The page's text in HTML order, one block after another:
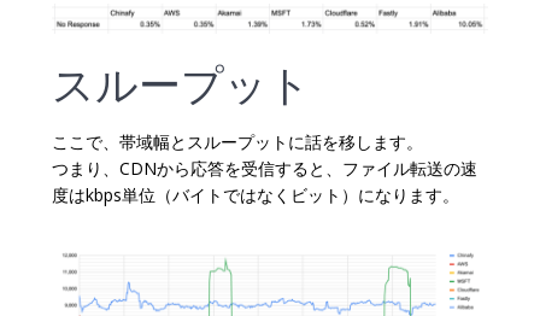
スループット
ここで、帯域幅とスループットに話を移します。
つまり、CDNから応答を受信すると、ファイル転送の速
度はkbps単位（バイトではなくビット）になります。